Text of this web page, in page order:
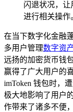
闪退状况，让
进行相关操作
在当下数字化金融
多用户管理数字资
远扬的加密货币钱
赢得了广大用户的
imToken 钱包时，
极大地影响了用户
作带来了诸多不便